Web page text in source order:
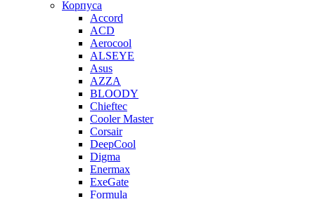
Корпуса
Accord
ACD
Aerocool
ALSEYE
Asus
AZZA
BLOODY
Chieftec
Cooler Master
Corsair
DeepCool
Digma
Enermax
ExeGate
Formula